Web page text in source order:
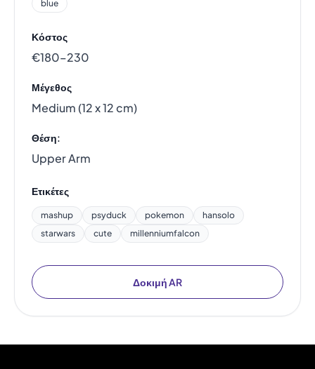
blue
Κόστος
€180–230
Μέγεθος
Medium (12 x 12 cm)
Θέση:
Upper Arm
Ετικέτες
mashup psyduck pokemon
hansolo
starwars
cute millenniumfalcon
Δοκιμή AR